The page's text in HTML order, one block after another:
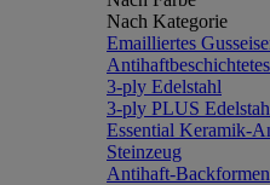
Nach Kategorie
Emailliertes
3-ply Edelstahl
3-ply PLUS
Essential Keramik-
Steinzeug
Antihaft-Backformen